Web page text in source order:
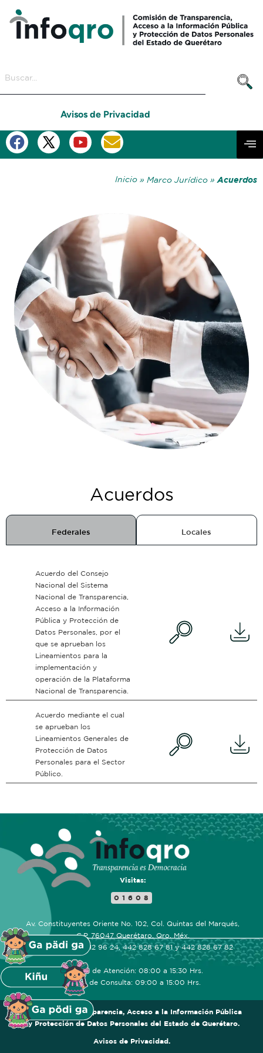
Avisos de Privacidad
Inicio » Marco Jurídico » Acuerdos
Acuerdos
Federales Locales
Acuerdo del Consejo
Nacional del Sistema
Nacional de Transparencia,
Acceso a la Información
Pública y Protección de
Datos Personales, por el
que se aprueban los
Lineamientos para la
implementación y
operación de la Plataforma
Nacional de Transparencia.
Acuerdo mediante el cual
se aprueban los
Lineamientos Generales de
Protección de Datos
Personales para el Sector
Público.
Visitas:
01608
Av. Constituyentes Oriente No. 102, Col. Quintas del Marqués,
C.P. 76047 Querétaro, Qro. Méx.
Teléfonos: 442 212 96 24, 442 828 67 81 y 442 828 67 82
Horarios de Atención: 08:00 a 15:30 Hrs.
Centro de Consulta: 09:00 a 15:00 Hrs.
Comisión de Transparencia, Acceso a la Información Pública
y Protección de Datos Personales del Estado de Querétaro.
Avisos de Privacidad.